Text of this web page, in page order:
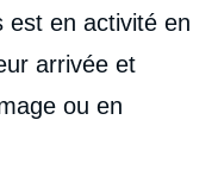
est en activité en
arrivée et
ou en